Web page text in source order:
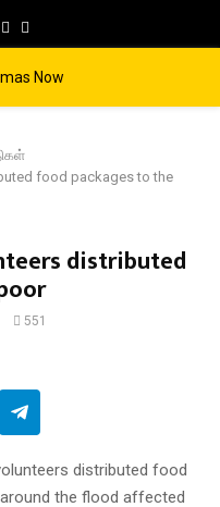
Google
food packages to the
distributed
551
distributed food
the flood affected